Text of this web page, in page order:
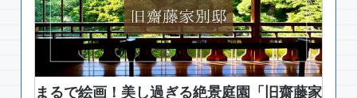
まるで絵画！美し過ぎる絶景庭園「旧齋藤家